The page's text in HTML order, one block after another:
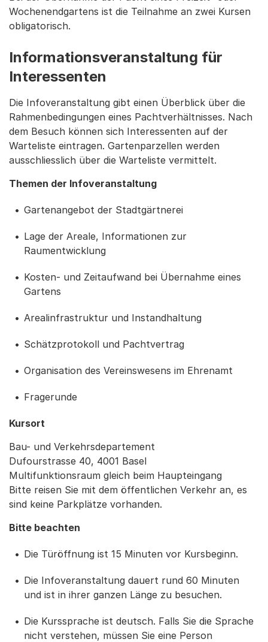
Wochenendgartens ist die Teilnahme an zwei Kursen
obligatorisch.
Informationsveranstaltung für
Interessenten
Die Infoveranstaltung gibt einen Überblick über die
Rahmenbedingungen eines Pachtverhältnisses. Nach
dem Besuch können sich Interessenten auf der
Warteliste eintragen. Gartenparzellen werden
ausschliesslich über die Warteliste vermittelt.
Themen der Infoveranstaltung
Gartenangebot der Stadtgärtnerei
Lage der Areale, Informationen zur
Raumentwicklung
Kosten- und Zeitaufwand bei Übernahme eines
Gartens
Arealinfrastruktur und Instandhaltung
Schätzprotokoll und Pachtvertrag
Organisation des Vereinswesens im Ehrenamt
Fragerunde
Kursort
Bau- und Verkehrsdepartement
Dufourstrasse 40, 4001 Basel
Multifunktionsraum gleich beim Haupteingang
Bitte reisen Sie mit dem öffentlichen Verkehr an, es
sind keine Parkplätze vorhanden.
Bitte beachten
Die Türöffnung ist 15 Minuten vor Kursbeginn.
Die Infoveranstaltung dauert rund 60 Minuten
und ist in ihrer ganzen Länge zu besuchen.
Die Kurssprache ist deutsch. Falls Sie die Sprache
nicht verstehen, müssen Sie eine Person